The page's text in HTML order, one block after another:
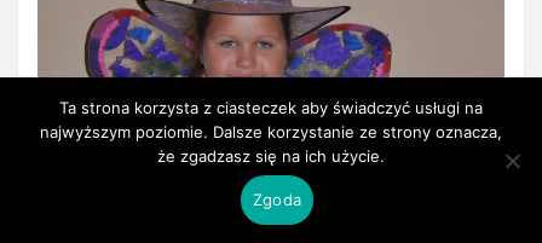
Ta strona korzysta z ciasteczek aby świadczyć usługi na
najwyższym poziomie. Dalsze korzystanie ze strony oznacza,
że zgadzasz się na ich użycie.
Zgoda